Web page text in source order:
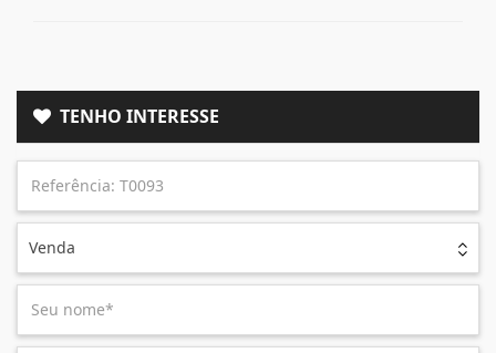
TENHO INTERESSE
Venda